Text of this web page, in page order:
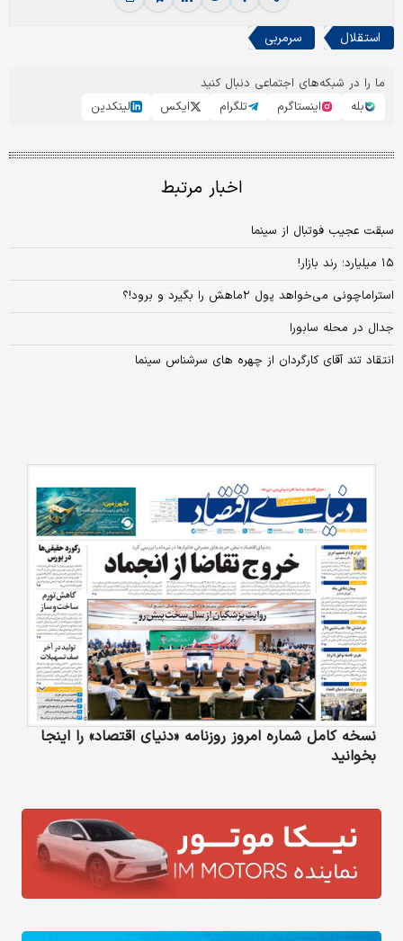
استقلال سرمربی
ما را در شبکه‌های اجتماعی دنبال کنید
بله
اینستاگرم تلگرام ایکس لینکدین
اخبار مرتبط
سبقت عجیب فوتبال از سینما
۱۵ میلیارد؛ رند بازار!
استراماچونی می‌خواهد پول ۲ماهش را بگیرد و برود!؟
جدال در محله سابورا
انتقاد تند آقای کارگردان از چهره های سرشناس سینما
نسخه کامل شماره امروز روزنامه «دنیای‌ اقتصاد» را اینجا
بخوانید